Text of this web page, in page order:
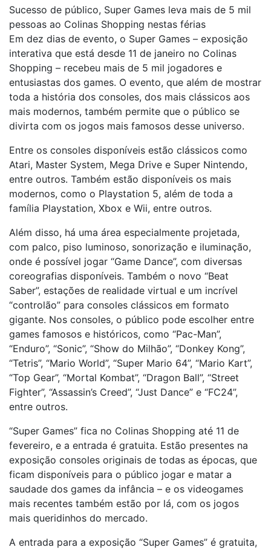
Sucesso de público, Super Games leva mais de 5 mil
pessoas ao Colinas Shopping nestas férias
Em dez dias de evento, o Super Games – exposição
interativa que está desde 11 de janeiro no Colinas
Shopping – recebeu mais de 5 mil jogadores e
entusiastas dos games. O evento, que além de mostrar
toda a história dos consoles, dos mais clássicos aos
mais modernos, também permite que o público se
divirta com os jogos mais famosos desse universo.
Entre os consoles disponíveis estão clássicos como
Atari, Master System, Mega Drive e Super Nintendo,
entre outros. Também estão disponíveis os mais
modernos, como o Playstation 5, além de toda a
família Playstation, Xbox e Wii, entre outros.
Além disso, há uma área especialmente projetada,
com palco, piso luminoso, sonorização e iluminação,
onde é possível jogar “Game Dance”, com diversas
coreografias disponíveis. Também o novo “Beat
Saber”, estações de realidade virtual e um incrível
“controlão” para consoles clássicos em formato
gigante. Nos consoles, o público pode escolher entre
games famosos e históricos, como “Pac-Man”,
“Enduro”, “Sonic”, “Show do Milhão”, “Donkey Kong”,
“Tetris”, “Mario World”, “Super Mario 64”, “Mario Kart”,
“Top Gear”, “Mortal Kombat”, “Dragon Ball”, “Street
Fighter”, “Assassin’s Creed”, “Just Dance” e “FC24”,
entre outros.
“Super Games” fica no Colinas Shopping até 11 de
fevereiro, e a entrada é gratuita. Estão presentes na
exposição consoles originais de todas as épocas, que
ficam disponíveis para o público jogar e matar a
saudade dos games da infância – e os videogames
mais recentes também estão por lá, com os jogos
mais queridinhos do mercado.
A entrada para a exposição “Super Games” é gratuita,